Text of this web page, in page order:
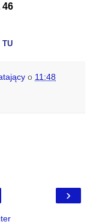
46
TU
o 11:48
›